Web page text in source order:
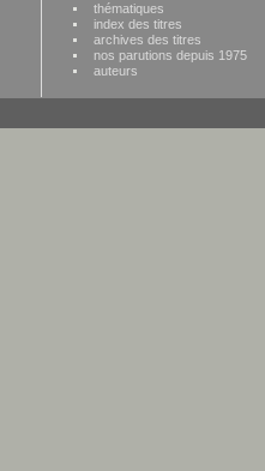
thématiques
index des titres
archives des titres
nos parutions depuis 1975
auteurs